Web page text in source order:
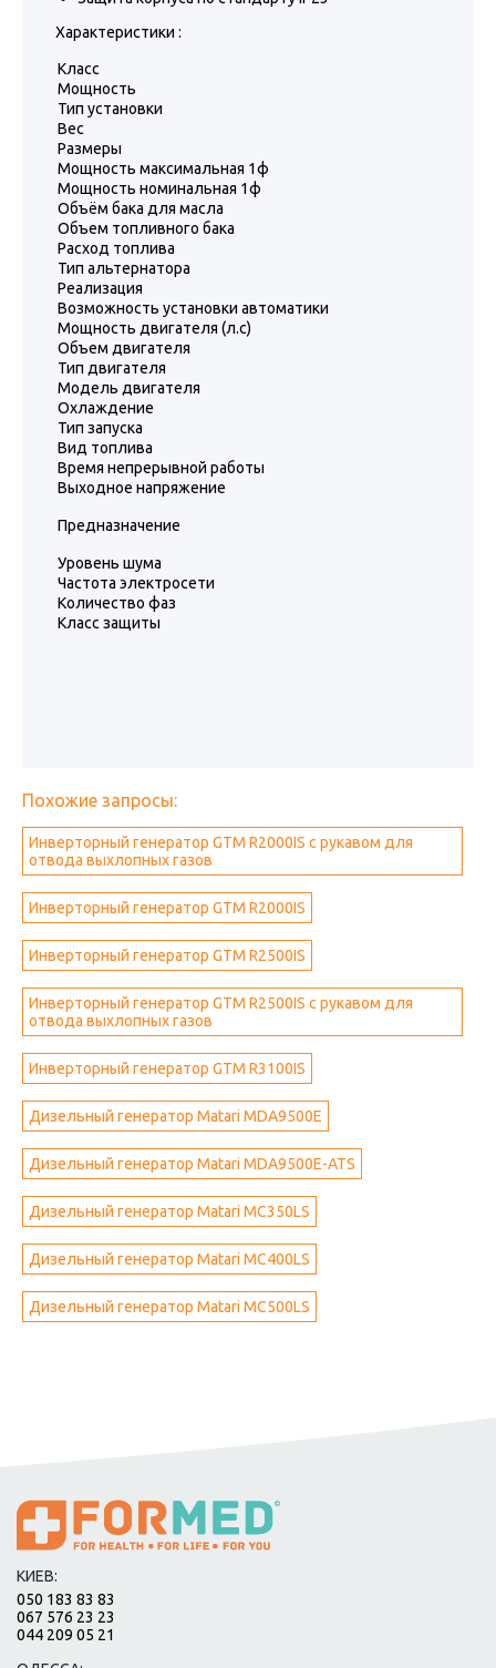
Характеристики :
Класс
Мощность
Тип установки
Вес
Размеры
Мощность максимальная 1ф
Мощность номинальная 1ф
Объём бака для масла
Объем топливного бака
Расход топлива
Тип альтернатора
Реализация
Возможность установки автоматики
Мощность двигателя (л.с)
Объем двигателя
Тип двигателя
Модель двигателя
Охлаждение
Тип запуска
Вид топлива
Время непрерывной работы
Выходное напряжение
Предназначение
Уровень шума
Частота электросети
Количество фаз
Класс защиты
Похожие запросы:
Инверторный генератор GTM R2000IS с рукавом для
отвода выхлопных газов
Инверторный генератор GTM R2000IS
Инверторный генератор GTM R2500IS
Инверторный генератор GTM R2500IS с рукавом для
отвода выхлопных газов
Инверторный генератор GTM R3100IS
Дизельный генератор Matari MDA9500E
Дизельный генератор Matari MDA9500E-ATS
Дизельный генератор Matari MC350LS
Дизельный генератор Matari MC400LS
Дизельный генератор Matari MC500LS
КИЕВ:
050 183 83 83
067 576 23 23
044 209 05 21